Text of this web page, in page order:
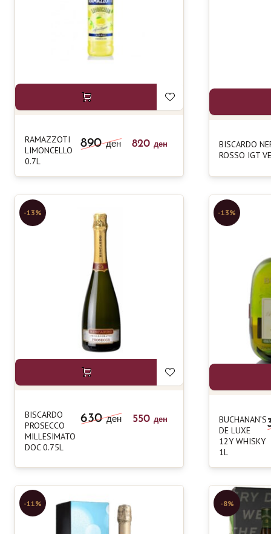
RAMAZZOTI
LIMONCELLO
0.7L
890ден 820 ден
BISCARDO
ROSSO IGT
-13%
BISCARDO
PROSECCO
MILLESIMATO
DOC 0.75L
630ден 550 ден
-13%
BUCHANAN’S
DE LUXE
12Y WHISKY
1L
-11% -8%